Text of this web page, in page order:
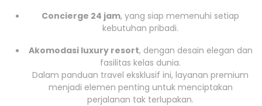
Concierge 24 jam, yang siap memenuhi setiap
kebutuhan pribadi.
Akomodasi luxury resort, dengan desain elegan dan
fasilitas kelas dunia.
Dalam panduan travel eksklusif ini, layanan premium
menjadi elemen penting untuk menciptakan
perjalanan tak terlupakan.